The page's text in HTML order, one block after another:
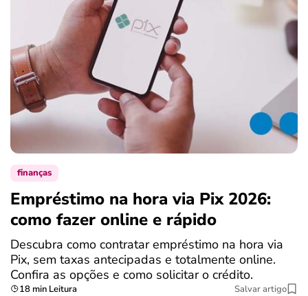
finanças
Empréstimo na hora via Pix 2026:
como fazer online e rápido
Descubra como contratar empréstimo na hora via
Pix, sem taxas antecipadas e totalmente online.
Confira as opções e como solicitar o crédito.
18 min Leitura Salvar artigo